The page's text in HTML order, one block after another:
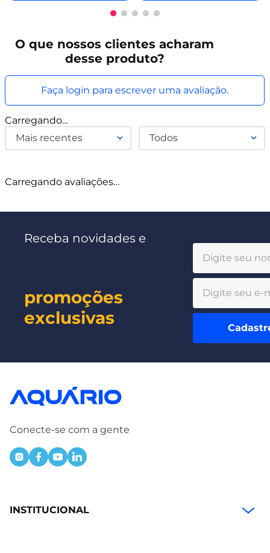
O que nossos clientes acharam
desse produto?
Carregando…
Faça login para escrever uma avaliação.
Mais recentes Todos
Carregando avaliações…
Receba novidades e
promoções
exclusivas
Conecte-se com a gente
INSTITUCIONAL